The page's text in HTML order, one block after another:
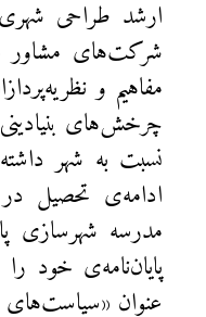
ارشد طراحی
شرکت‌های مشاور
مفاهیم و
چرخش‌های
نسبت به شهر
ادامه‌ی تحصیل
مدرسه شهرسازی
پایان‌نامه‌ی خود
عنوان